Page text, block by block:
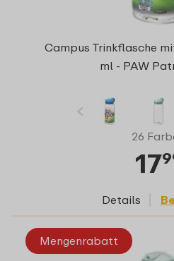
Campus Trinkflasche
ml - PAW
26
17
Details
Mengenrabatt